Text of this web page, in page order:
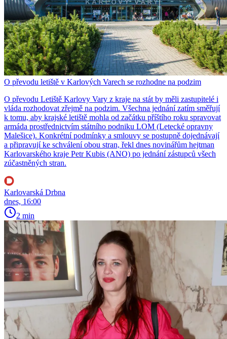
O převodu letiště v Karlových Varech se rozhodne na podzim
O převodu Letiště Karlovy Vary z kraje na stát by měli zastupitelé i
vláda rozhodovat zřejmě na podzim. Všechna jednání zatím směřují
k tomu, aby krajské letiště mohla od začátku příštího roku spravovat
armáda prostřednictvím státního podniku LOM (Letecké opravny
Malešice). Konkrétní podmínky a smlouvy se postupně dojednávají
a připravují ke schválení obou stran, řekl dnes novinářům hejtman
Karlovarského kraje Petr Kubis (ANO) po jednání zástupců všech
zúčastněných stran.
Karlovarská Drbna
dnes, 16:00
2 min